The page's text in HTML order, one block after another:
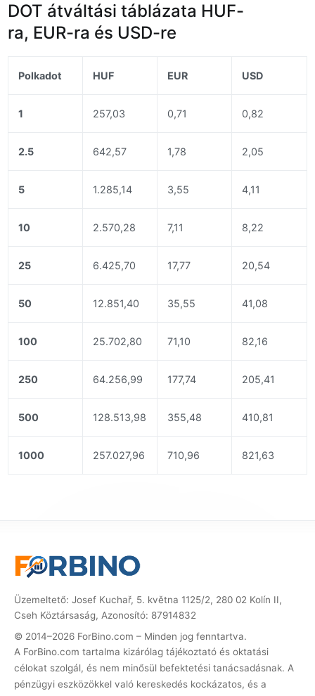
DOT átváltási táblázata HUF-
ra, EUR-ra és USD-re
Polkadot HUF EUR USD
1 257,03 0,71 0,82
2.5 642,57 1,78 2,05
5 1.285,14 3,55 4,11
10 2.570,28 7,11 8,22
25 6.425,70 17,77 20,54
50 12.851,40 35,55 41,08
100 25.702,80 71,10 82,16
250 64.256,99 177,74 205,41
500 128.513,98 355,48 410,81
1000 257.027,96 710,96 821,63
Üzemeltető: Josef Kuchař, 5. května 1125/2, 280 02 Kolín II,
Cseh Köztársaság, Azonosító: 87914832
© 2014–2026 ForBino.com – Minden jog fenntartva.
A ForBino.com tartalma kizárólag tájékoztató és oktatási
célokat szolgál, és nem minősül befektetési tanácsadásnak. A
pénzügyi eszközökkel való kereskedés kockázatos, és a